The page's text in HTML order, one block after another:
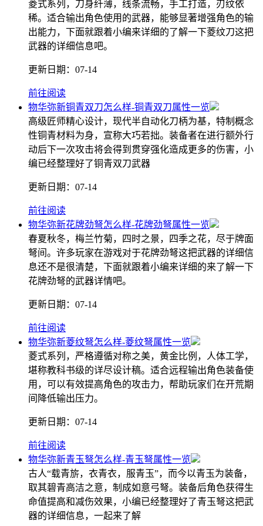
菱式系列，刀身纤薄，线条流畅，手工打造，刃纹依
稀。适合输出角色使用的武器，能够显著增强角色的输
出能力，下面就跟着小编来详细的了解一下菱纹刀这把
武器的详细信息吧。
更新日期： 07-14
前往阅读
物华弥新铜青双刀怎么样-铜青双刀属性一览
高级匠师精心设计，现代半自动化刀柄为基，特制概念
性铜青材料为身，宣称大巧若拙。装备者在进行额外行
动后下一次攻击将会得到贯穿强化造成更多的伤害，小
编已经整理好了铜青双刀武器
更新日期： 07-14
前往阅读
物华弥新花牌劲弩怎么样-花牌劲弩属性一览
春夏秋冬，梅兰竹菊，四时之景，四季之花，尽于牌面
弩间。许多玩家在游戏对于花牌劲弩这把武器的详细信
息还不是很清楚，下面就跟着小编来详细的来了解一下
花牌劲弩的武器详情吧。
更新日期： 07-14
前往阅读
物华弥新菱纹弩怎么样-菱纹弩属性一览
菱式系列，严格遵循对称之美，黄金比例，人体工学，
堪称教科书级的详尽设计稿。适合远程输出角色装备使
用，可以有效提高角色的攻击力，帮助玩家们在开荒期
间降低输出压力。
更新日期： 07-14
前往阅读
物华弥新青玉弩怎么样-青玉弩属性一览
古人“载青旂，衣青衣，服青玉”，而今以青玉为装备，
取其碧青高洁之意，制成如意弓弩。装备后角色获得生
命值提高和减伤效果，小编已经整理好了青玉弩这把武
器的详细信息，一起来了解